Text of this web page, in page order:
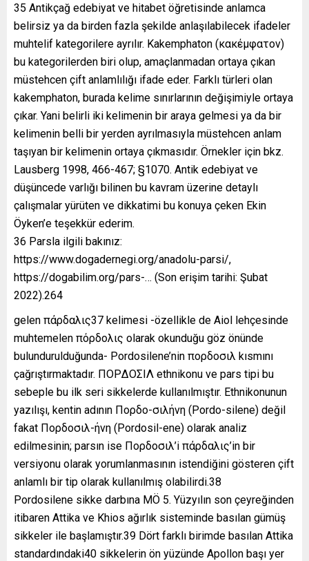
35 Antikçağ edebiyat ve hitabet öğretisinde anlamca
belirsiz ya da birden fazla şekilde anlaşılabilecek ifadeler
muhtelif kategorilere ayrılır. Kakemphaton (κακέμφατον)
bu kategorilerden biri olup, amaçlanmadan ortaya çıkan
müstehcen çift anlamlılığı ifade eder. Farklı türleri olan
kakemphaton, burada kelime sınırlarının değişimiyle ortaya
çıkar. Yani belirli iki kelimenin bir araya gelmesi ya da bir
kelimenin belli bir yerden ayrılmasıyla müstehcen anlam
taşıyan bir kelimenin ortaya çıkmasıdır. Örnekler için bkz.
Lausberg 1998, 466-467; §1070. Antik edebiyat ve
düşüncede varlığı bilinen bu kavram üzerine detaylı
çalışmalar yürüten ve dikkatimi bu konuya çeken Ekin
Öyken’e teşekkür ederim.
36 Parsla ilgili bakınız:
https://www.dogadernegi.org/anadolu-parsi/,
https://dogabilim.org/pars-… (Son erişim tarihi: Şubat
2022).264
gelen πάρδαλις37 kelimesi -özellikle de Aiol lehçesinde
muhtemelen πόρδολις olarak okunduğu göz önünde
bulundurulduğunda- Pordosilene’nin πορδοσιλ kısmını
çağrıştırmaktadır. ΠOPΔOΣIΛ ethnikonu ve pars tipi bu
sebeple bu ilk seri sikkelerde kullanılmıştır. Ethnikonunun
yazılışı, kentin adının Πορδο-σιλήνη (Pordo-silene) değil
fakat Πορδοσιλ-ήνη (Pordosil-ene) olarak analiz
edilmesinin; parsın ise Πορδοσιλ’i πάρδαλις’in bir
versiyonu olarak yorumlanmasının istendiğini gösteren çift
anlamlı bir tip olarak kullanılmış olabilirdi.38
Pordosilene sikke darbına MÖ 5. Yüzyılın son çeyreğinden
itibaren Attika ve Khios ağırlık sisteminde basılan gümüş
sikkeler ile başlamıştır.39 Dört farklı birimde basılan Attika
standardındaki40 sikkelerin ön yüzünde Apollon başı yer